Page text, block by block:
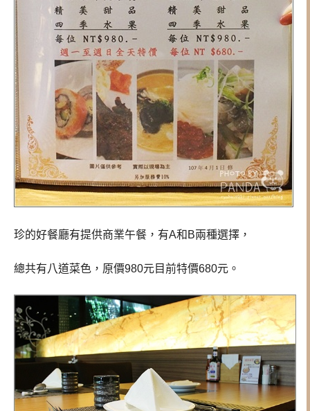
珍的好餐廳有提供商業午餐，有A和B兩種選擇，
總共有八道菜色，原價980元目前特價680元。